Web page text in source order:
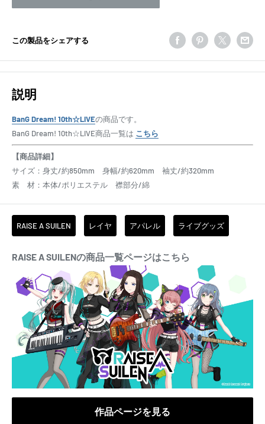
この製品をシェアする
説明
BanG Dream! 10th☆LIVEの商品です。
BanG Dream! 10th☆LIVE商品一覧は こちら
【商品詳細】
サイズ：身丈/約850mm 身幅/約620mm 袖丈/約320mm
素 材：本体/ポリエステル 襟部分/綿
RAISE A SUILEN レイヤ アパレル ライブグッズ
RAISE A SUILENの商品一覧ページはこちら
作品ページを見る